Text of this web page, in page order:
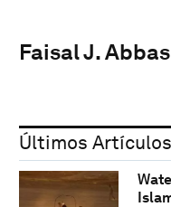
Faisal J. Abbas
Últimos Artículos